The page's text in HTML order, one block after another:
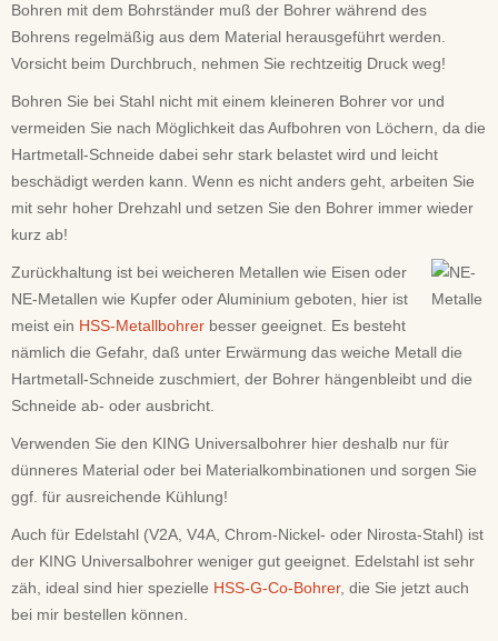
Bohren mit dem Bohrständer muß der Bohrer während des
Bohrens regelmäßig aus dem Material herausgeführt werden.
Vorsicht beim Durchbruch, nehmen Sie rechtzeitig Druck weg!
Bohren Sie bei Stahl nicht mit einem kleineren Bohrer vor und
vermeiden Sie nach Möglichkeit das Aufbohren von Löchern, da die
Hartmetall-Schneide dabei sehr stark belastet wird und leicht
beschädigt werden kann. Wenn es nicht anders geht, arbeiten Sie
mit sehr hoher Drehzahl und setzen Sie den Bohrer immer wieder
kurz ab!
Zurückhaltung ist bei weicheren Metallen wie Eisen oder
NE-Metallen wie Kupfer oder Aluminium geboten, hier ist
meist ein HSS-Metallbohrer besser geeignet. Es besteht
nämlich die Gefahr, daß unter Erwärmung das weiche Metall die
Hartmetall-Schneide zuschmiert, der Bohrer hängenbleibt und die
Schneide ab- oder ausbricht.
Verwenden Sie den KING Universalbohrer hier deshalb nur für
dünneres Material oder bei Materialkombinationen und sorgen Sie
ggf. für ausreichende Kühlung!
Auch für Edelstahl (V2A, V4A, Chrom-Nickel- oder Nirosta-Stahl) ist
der KING Universalbohrer weniger gut geeignet. Edelstahl ist sehr
zäh, ideal sind hier spezielle HSS-G-Co-Bohrer, die Sie jetzt auch
bei mir bestellen können.